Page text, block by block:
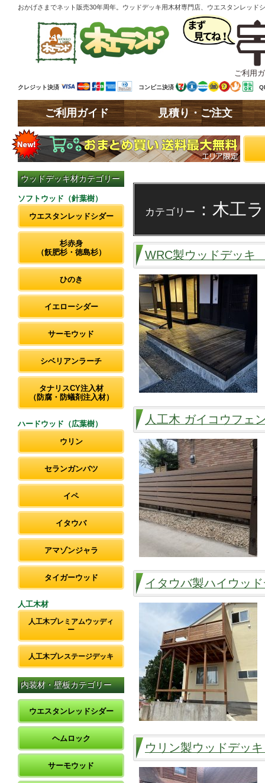
おかげさまでネット販売30年周年。ウッドデッキ用木材専門店、ウエスタンレッ
ご利用
クレジット決済 コンビニ決済
ご利用ガイド 見積り・ご注文
ウッドデッキ材カテゴリー
ソフトウッド（針葉樹）
ウエスタンレッドシダー
杉赤身
（飫肥杉・徳島杉）
ひのき
イエローシダー
サーモウッド
シベリアンラーチ
タナリスCY注入材
（防腐・防蟻剤注入材）
ハードウッド（広葉樹）
ウリン
セランガンバツ
イペ
イタウバ
アマゾンジャラ
タイガーウッド
人工木材
人工木プレミアムウッディ
ー
人工木プレステージデッキ
内装材・壁板カテゴリー
ウエスタンレッドシダー
ヘムロック
サーモウッド
カテゴリー ：木工
WRC製ウッドデッキ
人工木 ガイコウフェ
イタウバ製ハイウッ
ウリン製ウッドデッ